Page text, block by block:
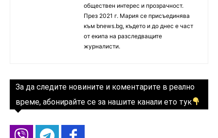
обществен интерес и прозрачност.
През 2021 г. Мария се присъединява
към bnews.bg, където и до днес е част
от екипа на разследващите
журналисти.
За да следите новините и коментарите в реално
време, абонирайте се за нашите канали ето тук